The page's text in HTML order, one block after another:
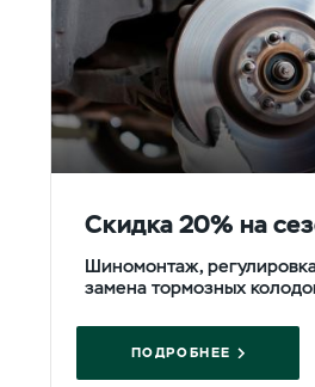
Скидка 20% на
Шиномонтаж,
замена тормозных
ПОДРОБНЕЕ